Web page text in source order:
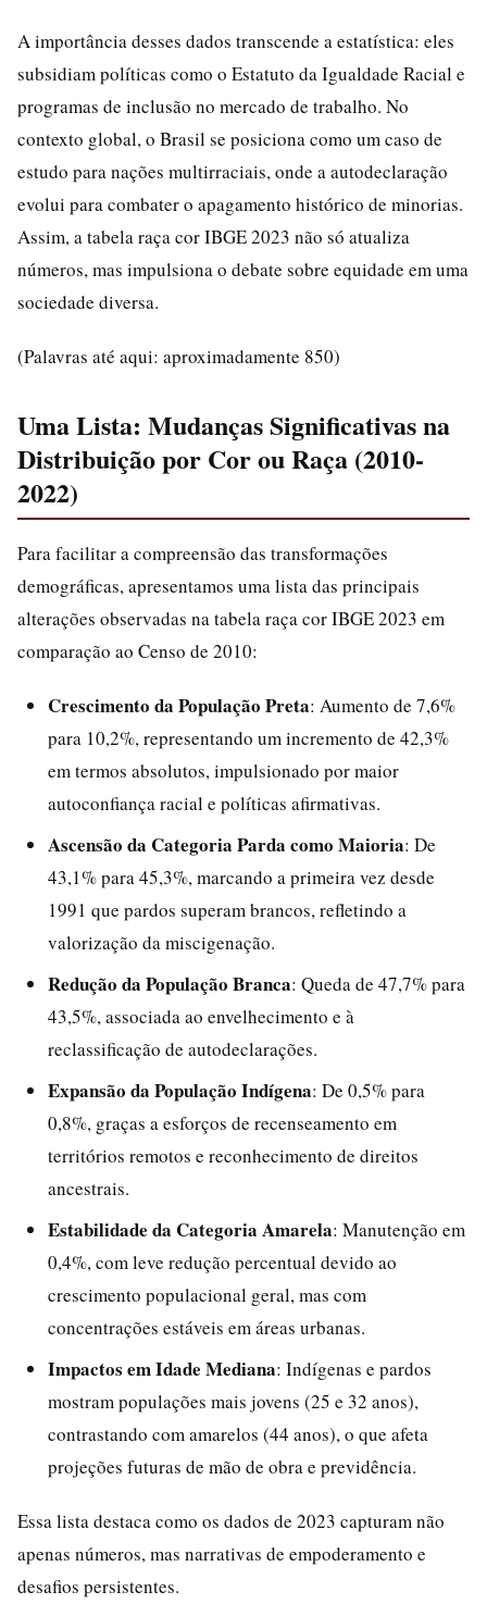
A importância desses dados transcende a estatística: eles
subsidiam políticas como o Estatuto da Igualdade Racial e
programas de inclusão no mercado de trabalho. No
contexto global, o Brasil se posiciona como um caso de
estudo para nações multirraciais, onde a autodeclaração
evolui para combater o apagamento histórico de minorias.
Assim, a tabela raça cor IBGE 2023 não só atualiza
números, mas impulsiona o debate sobre equidade em uma
sociedade diversa.
(Palavras até aqui: aproximadamente 850)
Uma Lista: Mudanças Significativas na
Distribuição por Cor ou Raça (2010-
2022)
Para facilitar a compreensão das transformações
demográficas, apresentamos uma lista das principais
alterações observadas na tabela raça cor IBGE 2023 em
comparação ao Censo de 2010:
Crescimento da População Preta: Aumento de 7,6%
para 10,2%, representando um incremento de 42,3%
em termos absolutos, impulsionado por maior
autoconfiança racial e políticas afirmativas.
Ascensão da Categoria Parda como Maioria: De
43,1% para 45,3%, marcando a primeira vez desde
1991 que pardos superam brancos, refletindo a
valorização da miscigenação.
Redução da População Branca: Queda de 47,7% para
43,5%, associada ao envelhecimento e à
reclassificação de autodeclarações.
Expansão da População Indígena: De 0,5% para
0,8%, graças a esforços de recenseamento em
territórios remotos e reconhecimento de direitos
ancestrais.
Estabilidade da Categoria Amarela: Manutenção em
0,4%, com leve redução percentual devido ao
crescimento populacional geral, mas com
concentrações estáveis em áreas urbanas.
Impactos em Idade Mediana: Indígenas e pardos
mostram populações mais jovens (25 e 32 anos),
contrastando com amarelos (44 anos), o que afeta
projeções futuras de mão de obra e previdência.
Essa lista destaca como os dados de 2023 capturam não
apenas números, mas narrativas de empoderamento e
desafios persistentes.